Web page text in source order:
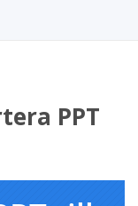
PPT